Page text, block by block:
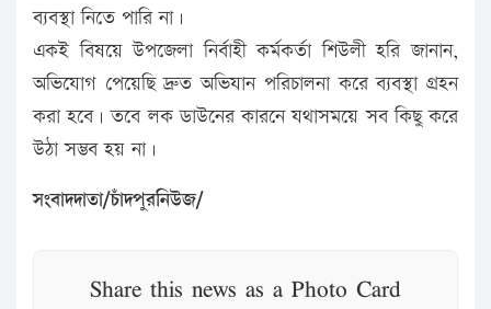
ব্যবস্থা নিতে পারি না।
একই বিষয়ে উপজেলা নির্বাহী কর্মকর্তা শিউলী হরি জানান,
অভিযোগ পেয়েছি দ্রুত অভিযান পরিচালনা করে ব্যবস্থা গ্রহন
করা হবে। তবে লক ডাউনের কারনে যথাসময়ে সব কিছু করে
উঠা সম্ভব হয় না।
সংবাদদাতা/চাঁদপুরনিউজ/
Share this news as a Photo Card